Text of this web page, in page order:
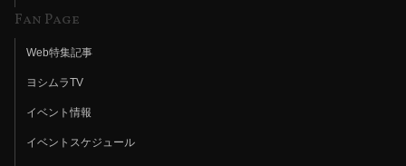
Fan Page
Web特集記事
ヨシムラTV
イベント情報
イベントスケジュール